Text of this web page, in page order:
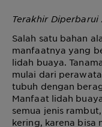
Terakhir
Salah satu bahan
manfaatnya yang
lidah buaya.
mulai dari
tubuh dengan
Manfaat lidah
semua jenis
kering, karena bisa